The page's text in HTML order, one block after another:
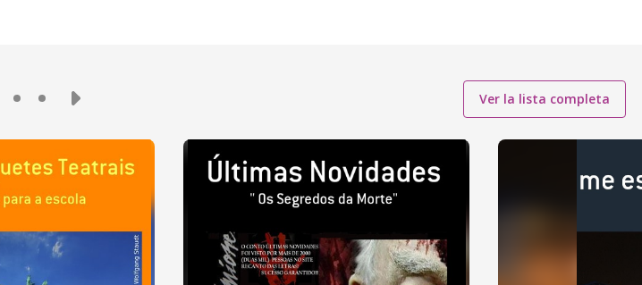
Ver la lista completa